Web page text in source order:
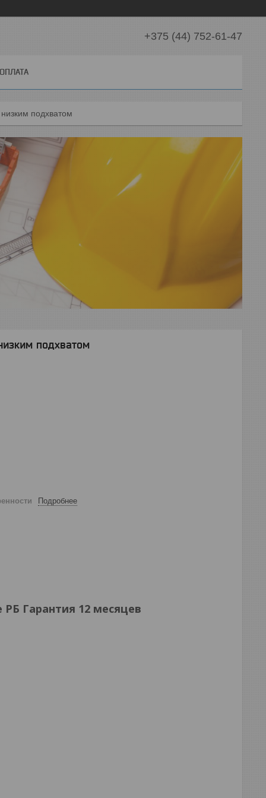
+375 (44) 752-61-47
подхватом
подхватом
Подробнее
Гарантия 12 месяцев